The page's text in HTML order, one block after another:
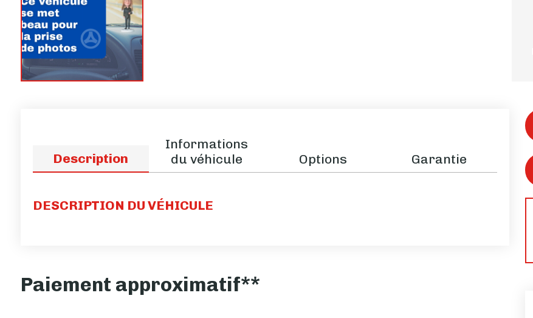
Description
Informations
du véhicule
Options Garantie
DESCRIPTION DU VÉHICULE
Paiement approximatif**